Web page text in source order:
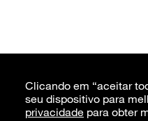
Clicando em “aceitar
seu dispositivo para
privacidade para obter